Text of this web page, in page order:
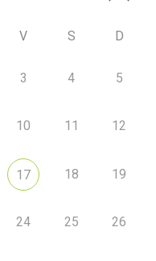
V S D
3 4 5
10 11 12
17 18 19
24 25 26